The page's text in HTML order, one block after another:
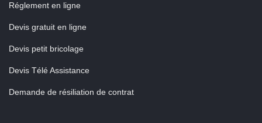
Réglement en ligne
Devis gratuit en ligne
Devis petit bricolage
Devis Télé Assistance
Demande de résiliation de contrat